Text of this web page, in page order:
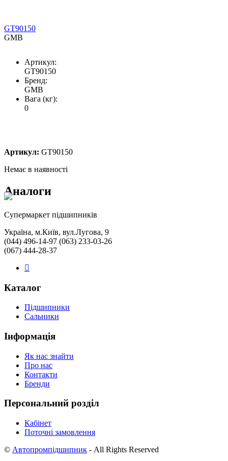
GT90150
GMB
Артикул:
GT90150
Бренд:
GMB
Вага (кг):
0
Артикул: GT90150
Немає в наявності
Аналоги
Cупермаркет підшипників
Україна, м.Київ, вул.Лугова, 9
(044) 496-14-97 (063) 233-03-26
(067) 444-28-37
Каталог
Підшипники
Сальники
Інформація
Як нас знайти
Про нас
Контакти
Бренди
Персональний розділ
Кабінет
Поточні замовлення
© Автопромпідшипник - All Rights Reserved